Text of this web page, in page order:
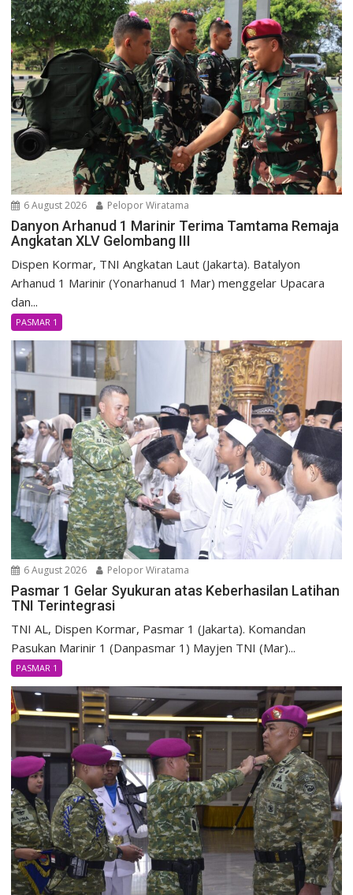
6 August 2026 Pelopor Wiratama
Danyon Arhanud 1 Marinir Terima Tamtama Remaja
Angkatan XLV Gelombang III
Dispen Kormar, TNI Angkatan Laut (Jakarta). Batalyon
Arhanud 1 Marinir (Yonarhanud 1 Mar) menggelar Upacara
dan...
PASMAR 1
6 August 2026 Pelopor Wiratama
Pasmar 1 Gelar Syukuran atas Keberhasilan Latihan
TNI Terintegrasi
TNI AL, Dispen Kormar, Pasmar 1 (Jakarta). Komandan
Pasukan Marinir 1 (Danpasmar 1) Mayjen TNI (Mar)...
PASMAR 1